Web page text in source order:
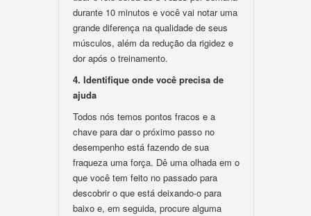
durante 10 minutos e você vai notar uma
grande diferença na qualidade de seus
músculos, além da redução da rigidez e
dor após o treinamento.
4. Identifique onde você precisa de
ajuda
Todos nós temos pontos fracos e a
chave para dar o próximo passo no
desempenho está fazendo de sua
fraqueza uma força. Dê uma olhada em o
que você tem feito no passado para
descobrir o que está deixando-o para
baixo e, em seguida, procure alguma